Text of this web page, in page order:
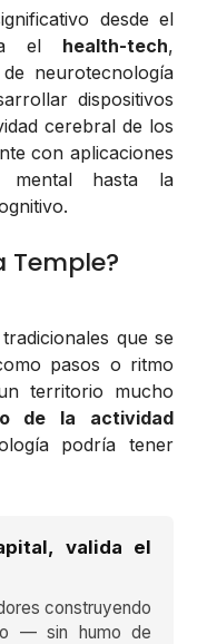
desde el
el health-tech,
neurotecnología
dispositivos
cerebral de los
con aplicaciones
hasta la
Temple?
que se
pasos o ritmo
territorio mucho
de la actividad
podría tener
valida el
construyendo
— sin humo de